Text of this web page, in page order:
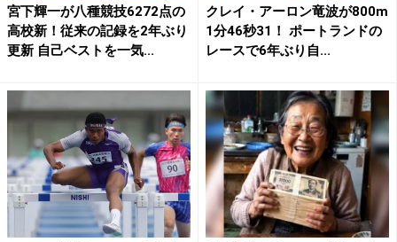
宮下輝一が八種競技6272点の
高校新！従来の記録を2年ぶり
更新 自己ベストを一気...
クレイ・アーロン竜波が800m
1分46秒31！ ポートランドの
レースで6年ぶり自...